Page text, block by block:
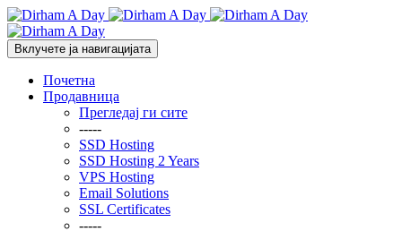
Вклучете ја навигацијата
Почетна
Продавница
Прегледај ги сите
-----
SSD Hosting
SSD Hosting 2 Years
VPS Hosting
Email Solutions
SSL Certificates
-----